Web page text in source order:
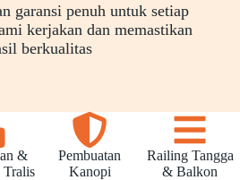
garansi penuh untuk setiap
kerjakan dan memastikan
berkualitas
&
Tralis
Pembuatan
Kanopi
Railing Tangga
& Balkon